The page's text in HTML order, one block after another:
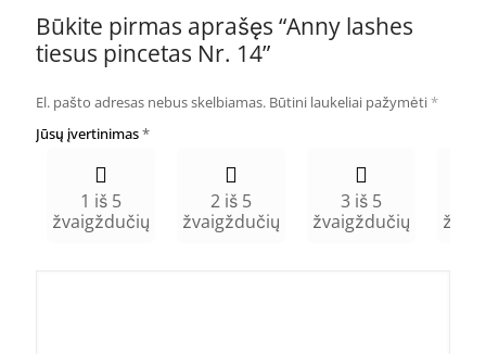
Būkite pirmas aprašęs “Anny lashes
tiesus pincetas Nr. 14”
El. pašto adresas nebus skelbiamas. Būtini laukeliai pažymėti*
Jūsų įvertinimas*
1 iš 5
žvaigždučių
2 iš 5
žvaigždučių
3 iš 5
žvaigždučių